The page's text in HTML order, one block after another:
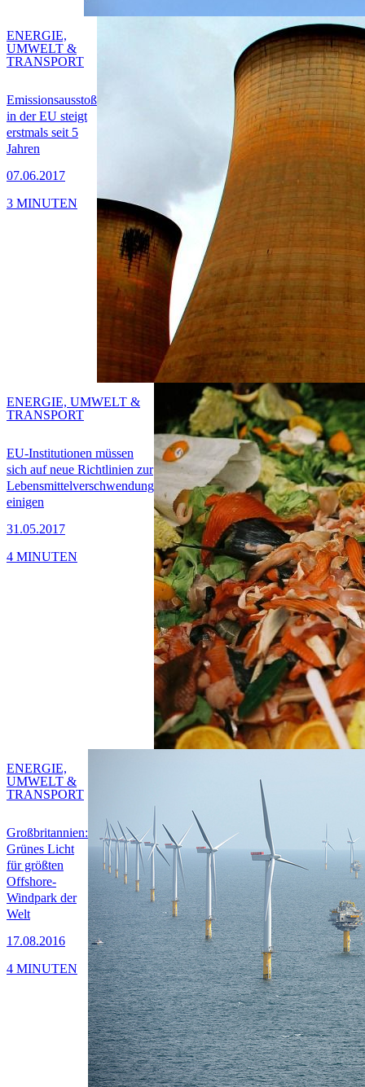
Emissionsausstoß
in der EU steigt
erstmals seit 5
Jahren
07.06.2017
ENERGIE,
UMWELT &
TRANSPORT
3 MINUTEN
EU-Institutionen müssen
sich auf neue Richtlinien zur
Lebensmittelverschwendung
einigen
31.05.2017
ENERGIE, UMWELT &
TRANSPORT
4 MINUTEN
Großbritannien:
Grünes Licht
für größten
Offshore-
Windpark der
Welt
17.08.2016
ENERGIE,
UMWELT &
TRANSPORT
4 MINUTEN